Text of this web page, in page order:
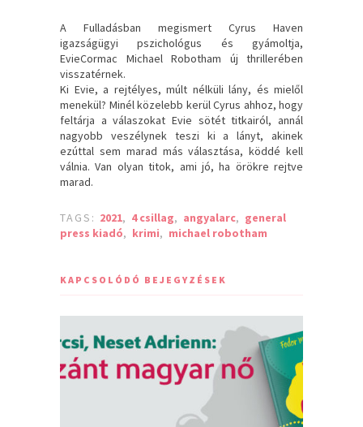
A Fulladásban megismert Cyrus Haven
igazságügyi pszichológus és gyámoltja,
EvieCormac Michael Robotham új thrillerében
visszatérnek.
Ki Evie, a rejtélyes, múlt nélküli lány, és mielől
menekül? Minél közelebb kerül Cyrus ahhoz, hogy
feltárja a válaszokat Evie sötét titkairól, annál
nagyobb veszélynek teszi ki a lányt, akinek
ezúttal sem marad más választása, köddé kell
válnia. Van olyan titok, ami jó, ha örökre rejtve
marad.
TAGS: 2021, 4 csillag, angyalarc, general
press kiadó, krimi, michael robotham
KAPCSOLÓDÓ BEJEGYZÉSEK